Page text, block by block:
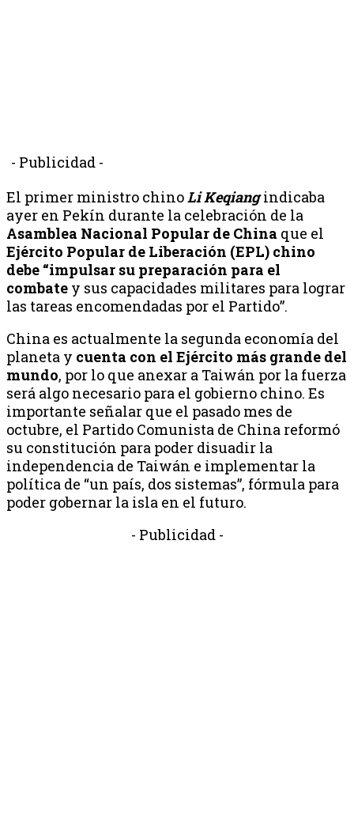
- Publicidad -
El primer ministro chinoLi Keqiangindicaba
ayer en Pekín durante la celebración de la
Asamblea Nacional Popular de China que el
Ejército Popular de Liberación (EPL) chino
debe “impulsar su preparación para el
combate y sus capacidades militares para lograr
las tareas encomendadas por el Partido”.
China es actualmente la segunda economía del
planeta y cuenta con el Ejército más grande del
mundo, por lo que anexar a Taiwán por la fuerza
será algo necesario para el gobierno chino. Es
importante señalar que el pasado mes de
octubre, el Partido Comunista de China reformó
su constitución para poder disuadir la
independencia de Taiwán e implementar la
política de “un país, dos sistemas”, fórmula para
poder gobernar la isla en el futuro.
- Publicidad -